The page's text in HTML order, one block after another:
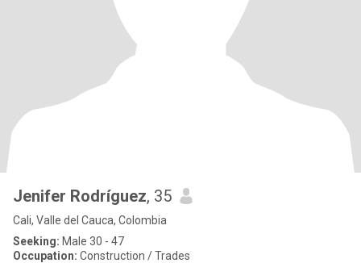
Jenifer Rodríguez, 35
Cali, Valle del Cauca, Colombia
Seeking: Male 30 - 47
Occupation: Construction / Trades